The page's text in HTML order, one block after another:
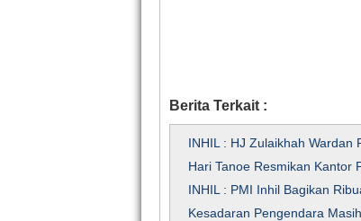
Berita Terkait :
INHIL : HJ Zulaikhah Wardan
Hari Tanoe Resmikan Kantor
INHIL : PMI Inhil Bagikan
Kesadaran Pengendara